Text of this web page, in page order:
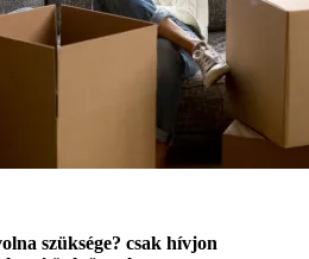
szüksége? csak hívjon